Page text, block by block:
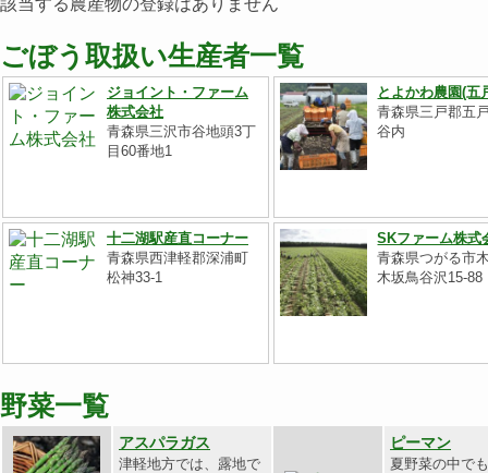
該当する農産物の登録はありません
ごぼう取扱い生産者一覧
ジョイント・ファーム
株式会社
青森県三沢市谷地頭3丁
目60番地1
とよかわ農園(五
青森県三戸郡五
谷内
十二湖駅産直コーナー
青森県西津軽郡深浦町
松神33-1
SKファーム株式
青森県つがる市
木坂鳥谷沢15-88
野菜一覧
アスパラガス
津軽地方では、露地で
ピーマン
夏野菜の中で